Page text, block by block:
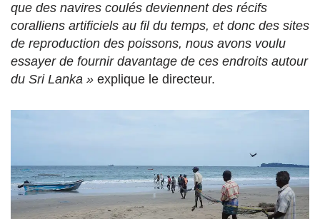
que des navires coulés deviennent des récifs
coralliens artificiels au fil du temps, et donc des sites
de reproduction des poissons, nous avons voulu
essayer de fournir davantage de ces endroits autour
du Sri Lanka » explique le directeur.